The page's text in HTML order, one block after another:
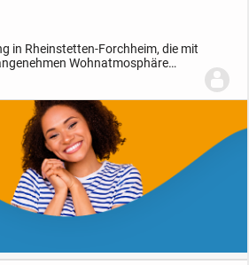
in Rheinstetten-Forchheim, die mit
Wohnatmosphäre
Sie ein...